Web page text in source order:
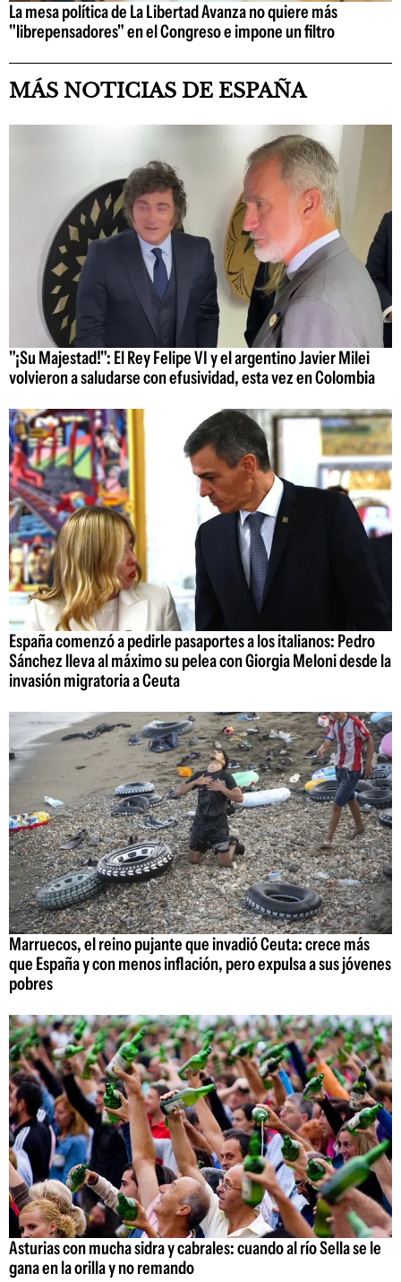
La mesa política de La Libertad Avanza no quiere más
"librepensadores" en el Congreso e impone un filtro
MÁS NOTICIAS DE ESPAÑA
"¡Su Majestad!": El Rey Felipe VI y el argentino Javier Milei
volvieron a saludarse con efusividad, esta vez en Colombia
España comenzó a pedirle pasaportes a los italianos: Pedro
Sánchez lleva al máximo su pelea con Giorgia Meloni desde la
invasión migratoria a Ceuta
Marruecos, el reino pujante que invadió Ceuta: crece más
que España y con menos inflación, pero expulsa a sus jóvenes
pobres
Asturias con mucha sidra y cabrales: cuando al río Sella se le
gana en la orilla y no remando